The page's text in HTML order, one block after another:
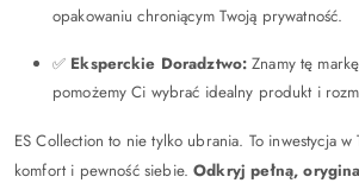
opakowaniu chroniącym Twoją prywatność.
✅ Eksperckie Doradztwo: Znamy tę
pomożemy Ci wybrać idealny produkt i
ES Collection to nie tylko ubrania. To inwestycja w
komfort i pewność siebie.Odkryj pełną,